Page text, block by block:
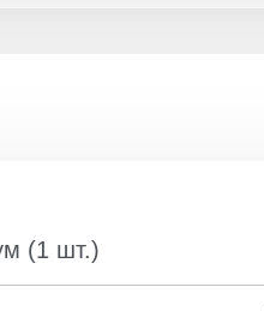
(1 шт.)